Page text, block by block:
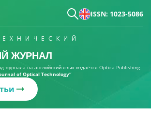
ISSN: 1023-5086
ЖУРНАЛ
журнала на английский язык издаётся Optica Publishing
of Optical Technology“